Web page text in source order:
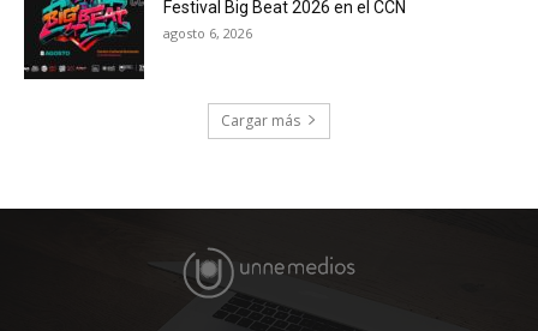
Festival Big Beat 2026 en el CCN
agosto 6, 2026
Cargar más